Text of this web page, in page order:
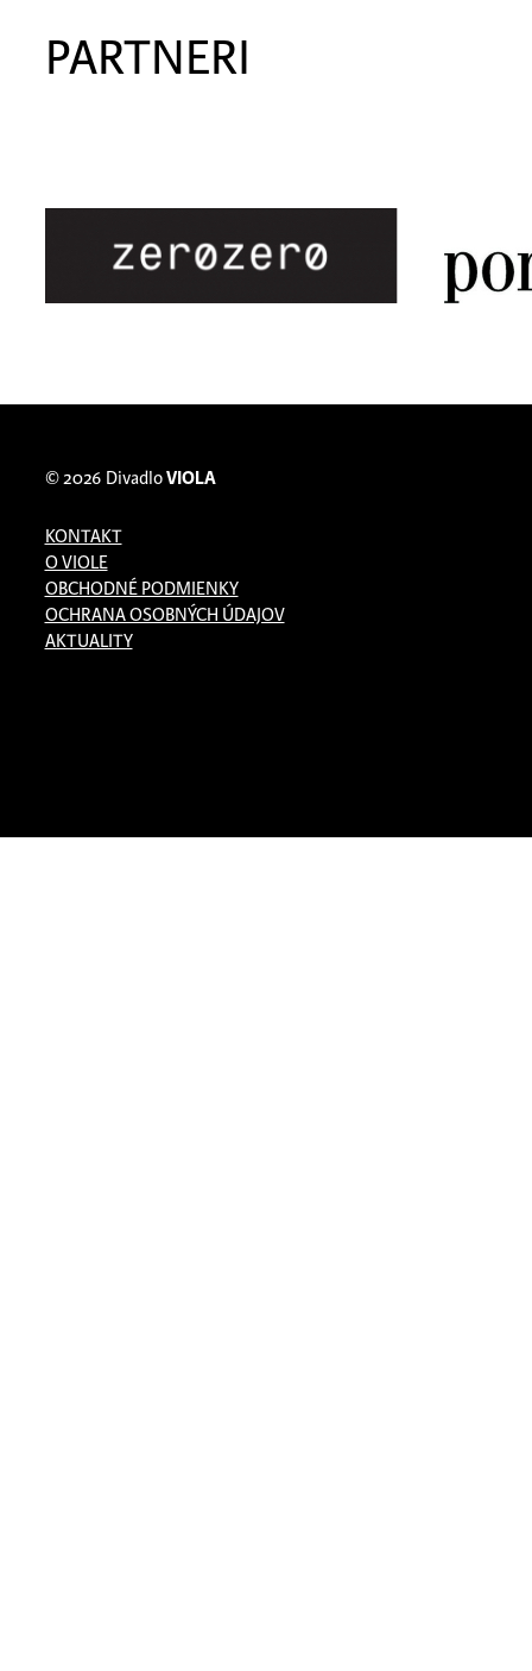
PARTNERI
© 2026 DivadloVIOLA
KONTAKT
O VIOLE
OBCHODNÉ PODMIENKY
OCHRANA OSOBNÝCH ÚDAJOV
AKTUALITY